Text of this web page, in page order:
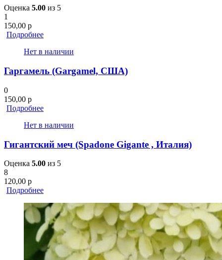
Оценка 5.00 из 5
1
150,00 р
Подробнее
Нет в наличии
Гаргамель (Gargamel, США)
0
150,00 р
Подробнее
Нет в наличии
Гигантский меч (Spadone Gigante , Италия)
Оценка 5.00 из 5
8
120,00 р
Подробнее